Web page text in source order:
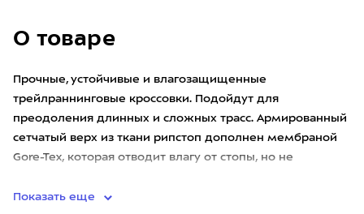
О товаре
Прочные, устойчивые и влагозащищенные
трейлраннинговые кроссовки. Подойдут для
преодоления длинных и сложных трасс. Армированный
сетчатый верх из ткани рипстоп дополнен мембраной
Gore-Tex, которая отводит влагу от стопы, но не
Показать еще